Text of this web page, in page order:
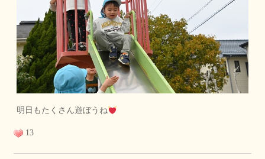
明日もたくさん遊ぼうね
13